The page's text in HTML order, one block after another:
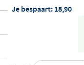
Je bespaart: 18,90